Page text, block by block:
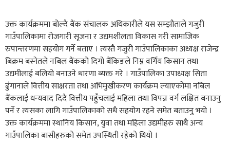
उक्त कार्यक्रममा बोल्दै बैंक संचालक अधिकारीले यस सम्झौताले गजुरी
गाउँपालिकामा रोजगारी सृजना र उद्यमशीलता विकास गरी सामाजिक
रुपान्तरणमा सहयोग गर्ने बताए । त्यस्तै गजुरी गाउँपालिकाका अध्यक्ष राजेन्द्र
बिक्रम बस्नेतले नबिल बैंकको दिगो बैंकिङले निम्न वर्गिय किसान तथा
उद्यमीलाई बलियो बनाउने धारणा ब्यक्त गरे । गाउँपालिका उपाध्यक्ष सिता
ढुंगानाले वित्तीय साक्षरता तथा अभिमुखीकरण कार्यक्रम ल्याएकोमा नबिल
बैंकलाई धन्यवाद दिदै वित्तीय पहुँचलाई महिला तथा विपन्न वर्ग लक्षित बनाउनु
पर्ने र त्यसका लागि गाउँपालिकाको सधै सहयोग रहने समेत बताउनु भयो ।
उक्त कार्यक्रममा स्थानिय किसान, युवा तथा महिला उद्यमीहरु साथै अन्य
गाउँपालिका बासीहरुको समेत उपस्थिती रहेको थियो ।